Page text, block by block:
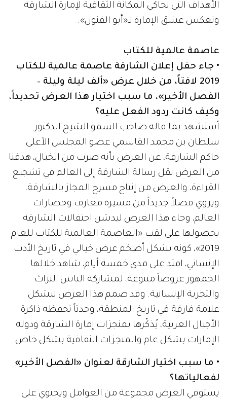
الأهداف التي تحاكي المكانة الثقافية لإمارة الشارقة
وتعكس عشق الإمارة لـ«أبو الفنون».
عاصمة عالمية للكتاب
• جاء حفل إعلان الشارقة عاصمة عالمية للكتاب
2019 لافتاً، من خلال عرض «ألف ليلة وليلة –
الفصل الأخير»، ما سبب اختيار هذا العرض تحديداً،
وكيف كانت ردود الفعل عليه؟
أستشهد بما قاله صاحب السمو الشيخ الدكتور
سلطان بن محمد القاسمي عضو المجلس الأعلى
حاكم الشارقة، عن العرض بأنه ضرب من الخيال، هدفنا
من العرض نقل رسالة الشارقة إلى العالم في تشجيع
القراءة، والعرض من إنتاج مسرح المجاز بالشارقة،
ويروي فصلاً جديداً من مسيرة معارف وحضارات
العالم، وجاء هذا العرض ليدشن احتفالات الشارقة
بحصولها على لقب «العاصمة العالمية للكتاب للعام
2019»، كونه يشكل أضخم عرض خيالي في تاريخ الأدب
الإنساني، امتد على مدى خمسة أيام، شاهد خلالها
الجمهور عروضاً متنوعة، لمشاركة الناس التراث
والتجربة الإنسانية. وقد صمم هذا العرض ليشكل
علامة فارقة في تاريخ المنطقة، وحدثاً تحفظه ذاكرة
الأجيال العربية، يُذكّرها بمنجزات إمارة الشارقة ودولة
الإمارات بشكل عام والمنجزات الثقافية بشكل خاص.
• ما سبب اختيار الشارقة لعنوان «الفصل الأخير»
لفعالياتها؟
يستوفي العرض مجموعة من العوامل ويحتوي على